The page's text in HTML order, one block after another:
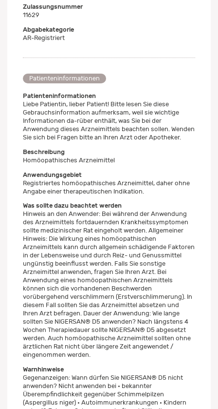
Zulassungsnummer
11629
Abgabekategorie
AR-Registriert
Patienteninformationen
Patienteninformationen
Liebe Patientin, lieber Patient! Bitte lesen Sie diese
Gebrauchsinformation aufmerksam, weil sie wichtige
Informationen da-rüber enthält, was Sie bei der
Anwendung dieses Arzneimittels beachten sollen. Wenden
Sie sich bei Fragen bitte an Ihren Arzt oder Apotheker.
Beschreibung
Homöopathisches Arzneimittel
Anwendungsgebiet
Registriertes homöopathisches Arzneimittel, daher ohne
Angabe einer therapeutischen Indikation.
Was sollte dazu beachtet werden
Hinweis an den Anwender: Bei während der Anwendung
des Arzneimittels fortdauernden Krankheitssymptomen
sollte medizinischer Rat eingeholt werden. Allgemeiner
Hinweis: Die Wirkung eines homöopathischen
Arzneimittels kann durch allgemein schädigende Faktoren
in der Lebensweise und durch Reiz- und Genussmittel
ungünstig beeinflusst werden. Falls Sie sonstige
Arzneimittel anwenden, fragen Sie Ihren Arzt. Bei
Anwendung eines homöopathischen Arzneimittels
können sich die vorhandenen Beschwerden
vorübergehend verschlimmern (Erstverschlimmerung). In
diesem Fall sollten Sie das Arzneimittel absetzen und
Ihren Arzt befragen. Dauer der Anwendung: Wie lange
sollten Sie NIGERSAN® D5 anwenden? Nach längstens 4
Wochen Therapiedauer sollte NIGERSAN® D5 abgesetzt
werden. Auch homöopathische Arzneimittel sollten ohne
ärztlichen Rat nicht über längere Zeit angewendet /
eingenommen werden.
Warnhinweise
Gegenanzeigen: Wann dürfen Sie NIGERSAN® D5 nicht
anwenden? Nicht anwenden bei • bekannter
Überempfindlichkeit gegenüber Schimmelpilzen
(Aspergillus niger) • Autoimmunerkrankungen • Kindern